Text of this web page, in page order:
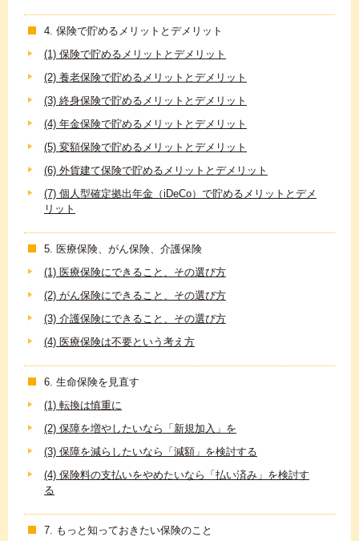
4. 保険で貯めるメリットとデメリット
(1) 保険で貯めるメリットとデメリット
(2) 養老保険で貯めるメリットとデメリット
(3) 終身保険で貯めるメリットとデメリット
(4) 年金保険で貯めるメリットとデメリット
(5) 変額保険で貯めるメリットとデメリット
(6) 外貨建て保険で貯めるメリットとデメリット
(7) 個人型確定拠出年金（iDeCo）で貯めるメリットとデメ
リット
5. 医療保険、がん保険、介護保険
(1) 医療保険にできること、その選び方
(2) がん保険にできること、その選び方
(3) 介護保険にできること、その選び方
(4) 医療保険は不要という考え方
6. 生命保険を見直す
(1) 転換は慎重に
(2) 保障を増やしたいなら「新規加入」を
(3) 保障を減らしたいなら「減額」を検討する
(4) 保険料の支払いをやめたいなら「払い済み」を検討す
る
7. もっと知っておきたい保険のこと